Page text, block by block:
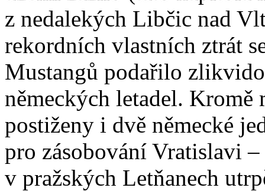
z nedalekých Libčic nad
rekordních vlastních ztrát
Mustangů podařilo
německých letadel.
postiženy i dvě německé
pro zásobování Vratislavi
v pražských Letňanech